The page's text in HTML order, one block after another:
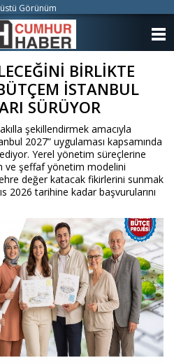
BİRLİKTE
İSTANBUL
SÜRÜYOR
şekillendirmek amacıyla
2027” uygulaması kapsamında
Yerel yönetim süreçlerine
ve şeffaf yönetim modelini
değer katacak fikirlerini sunmak
2026 tarihine kadar başvurularını
Görünüm
KATEGORİLER
ANKETLER
FOTO GALERİ
VİDEO GALERİ
KÜNYE
İLETİŞİM